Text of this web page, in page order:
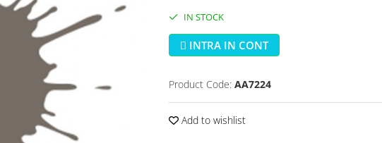
IN STOCK
INTRA IN CONT
Product Code: AA7224
Add to wishlist